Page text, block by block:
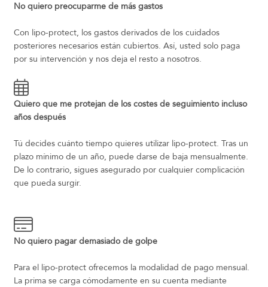
No quiero preocuparme de más gastos
Con lipo-protect, los gastos derivados de los cuidados
posteriores necesarios están cubiertos. Así, usted solo paga
por su intervención y nos deja el resto a nosotros.
Quiero que me protejan de los costes de seguimiento incluso
años después
Tú decides cuánto tiempo quieres utilizar lipo-protect. Tras un
plazo mínimo de un año, puede darse de baja mensualmente.
De lo contrario, sigues asegurado por cualquier complicación
que pueda surgir.
No quiero pagar demasiado de golpe
Para el lipo-protect ofrecemos la modalidad de pago mensual.
La prima se carga cómodamente en su cuenta mediante